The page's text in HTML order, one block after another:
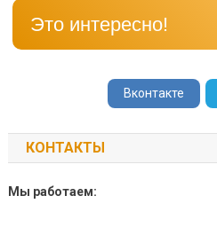
Это интересно!
Вконтакте
КОНТАКТЫ
Мы работаем: